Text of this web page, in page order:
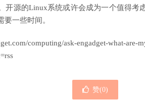
开源的Linux系统或许会成为一个值得考
一些时间。
computing/ask-engadget-what-are-
赞(0)